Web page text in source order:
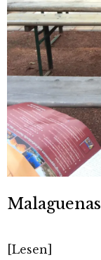
Malaguenas
[Lesen]